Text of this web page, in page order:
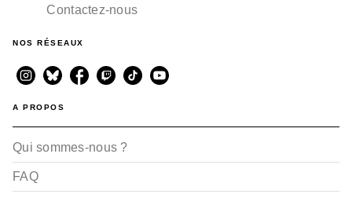
Contactez-nous
NOS RÉSEAUX
A PROPOS
Qui sommes-nous ?
FAQ